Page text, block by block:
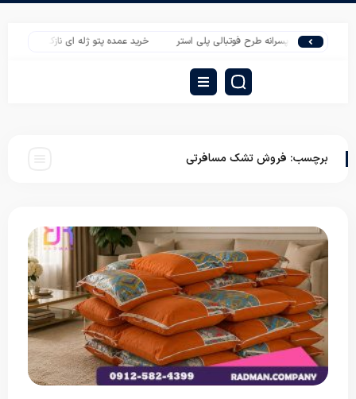
پسرانه طرح فوتبالی پلی استر خرید عمده پتو ژله ای نازک
برچسب: فروش تشک مسافرتی